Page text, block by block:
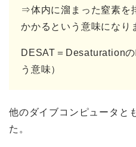
⇒体内に溜まった窒素を
かかるという意味になり
DESAT＝Desaturation
う意味）
他のダイブコンピュータと
た。